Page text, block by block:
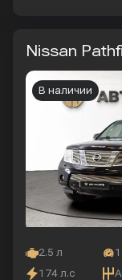
Nissan
2.5 л
174 л.с
В наличии